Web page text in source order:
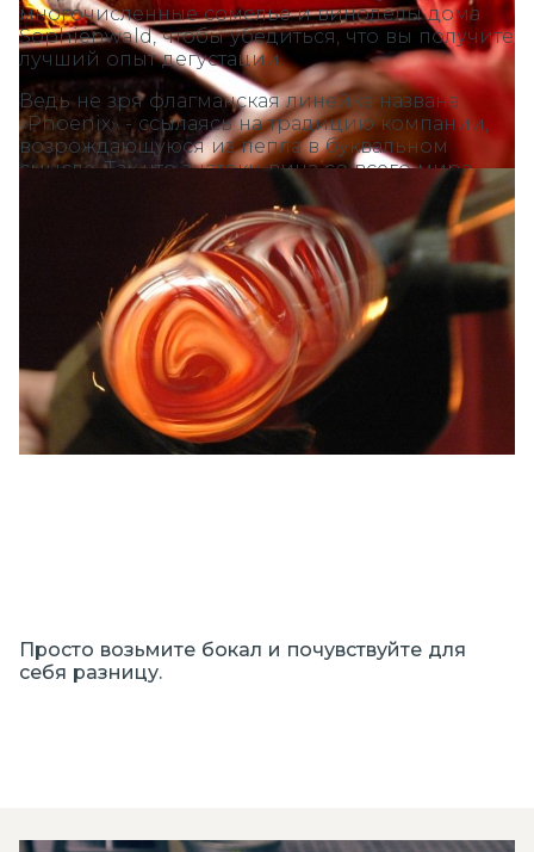
многочисленные сомелье и виноделы дома
Sophienwald, чтобы убедиться, что вы получите
лучший опыт дегустации.
Ведь не зря флагманская линейка названа
«Phoenix» - ссылаясь на традицию компании,
возрождающуюся из пепла в буквальном
смысле. Так что знатоки вина со всего мира
смогут прочувствовать разницу в ароматике,
которую может раскрыть только бокал из
стекла ручной работы от Софиенвальд.
Просто возьмите бокал и почувствуйте для
себя разницу.